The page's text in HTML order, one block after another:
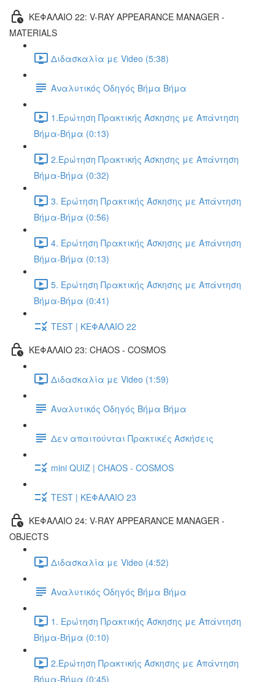
ΚΕΦΑΛΑΙΟ 22: V-RAY APPEARANCE MANAGER -
MATERIALS
Διδασκαλία με Video (5:38)
Αναλυτικός Οδηγός Βήμα Βήμα
1.Ερώτηση Πρακτικής Άσκησης με Απάντηση
Βήμα-Βήμα (0:13)
2.Ερώτηση Πρακτικής Άσκησης με Απάντηση
Βήμα-Βήμα (0:32)
3. Ερώτηση Πρακτικής Άσκησης με Απάντηση
Βήμα-Βήμα (0:56)
4. Ερώτηση Πρακτικής Άσκησης με Απάντηση
Βήμα-Βήμα (0:13)
5. Ερώτηση Πρακτικής Άσκησης με Απάντηση
Βήμα-Βήμα (0:41)
TEST | ΚΕΦΑΛΑΙΟ 22
ΚΕΦΑΛΑΙΟ 23: CHAOS - COSMOS
Διδασκαλία με Video (1:59)
Αναλυτικός Οδηγός Βήμα Βήμα
Δεν απαιτούνται Πρακτικές Ασκήσεις
mini QUIZ | CHAOS - COSMOS
TEST | ΚΕΦΑΛΑΙΟ 23
ΚΕΦΑΛΑΙΟ 24: V-RAY APPEARANCE MANAGER -
OBJECTS
Διδασκαλία με Video (4:52)
Αναλυτικός Οδηγός Βήμα Βήμα
1. Ερώτηση Πρακτικής Άσκησης με Απάντηση
Βήμα-Βήμα (0:10)
2.Ερώτηση Πρακτικής Άσκησης με Απάντηση
Βήμα-Βήμα (0:45)